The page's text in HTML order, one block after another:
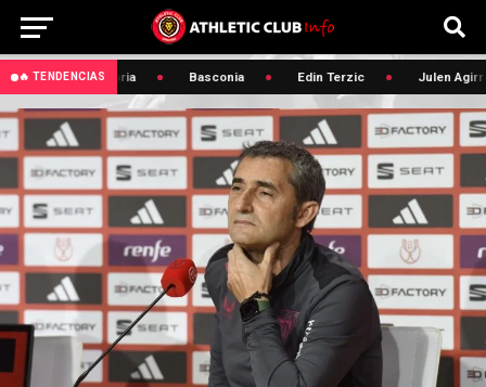
🔥 TENDENCIAS
🔥 Convocatoria Basconia Edin Terzic Julen